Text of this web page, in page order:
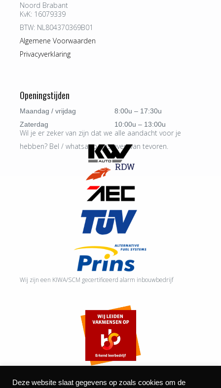
Noord Brabant
KvK: 16079339
BTW: NL804370369B01
Algemene Voorwaarden
Privacyverklaring
Openingstijden
Maandag / vrijdag
8:00u – 17:30u
Zaterdag
10:00u – 13:00u
Wil je er zeker van zijn dat we alle aandacht voor je
hebben? Bel / whatsapp ons even van tevoren.
Wij zijn een KIWA/SCM gecertificeerd alarm inbouwbedrijf
Deze website slaat gegevens op zoals cookies om de